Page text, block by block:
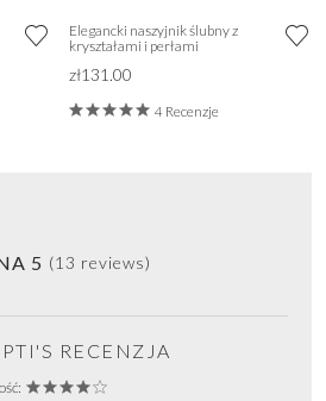
Elegancki naszyjnik ślubny z
kryształami i perłami
zł131.00
4 Recenzje
5 (13 reviews)
RECENZJA